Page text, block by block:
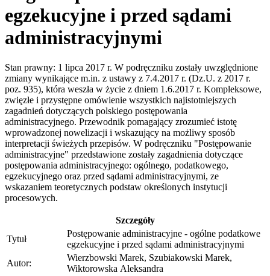
egzekucyjne i przed sądami
administracyjnymi
Stan prawny: 1 lipca 2017 r. W podręczniku zostały uwzględnione
zmiany wynikające m.in. z ustawy z 7.4.2017 r. (Dz.U. z 2017 r.
poz. 935), która weszła w życie z dniem 1.6.2017 r. Kompleksowe,
zwięzłe i przystępne omówienie wszystkich najistotniejszych
zagadnień dotyczących polskiego postępowania
administracyjnego. Przewodnik pomagający zrozumieć istotę
wprowadzonej nowelizacji i wskazujący na możliwy sposób
interpretacji świeżych przepisów. W podręczniku "Postępowanie
administracyjne" przedstawione zostały zagadnienia dotyczące
postępowania administracyjnego: ogólnego, podatkowego,
egzekucyjnego oraz przed sądami administracyjnymi, ze
wskazaniem teoretycznych podstaw określonych instytucji
procesowych.
Szczegóły
Tytuł
Postępowanie administracyjne - ogólne podatkowe
egzekucyjne i przed sądami administracyjnymi
Autor:
Wierzbowski Marek, Szubiakowski Marek,
Wiktorowska Aleksandra